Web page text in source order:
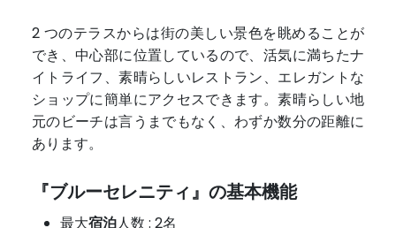
2 つのテラスからは街の美しい景色を眺めることが
でき、中心部に位置しているので、活気に満ちたナ
イトライフ、素晴らしいレストラン、エレガントな
ショップに簡単にアクセスできます。素晴らしい地
元のビーチは言うまでもなく、わずか数分の距離に
あります。
『ブルーセレニティ』の基本機能
最大宿泊人数 : 2名